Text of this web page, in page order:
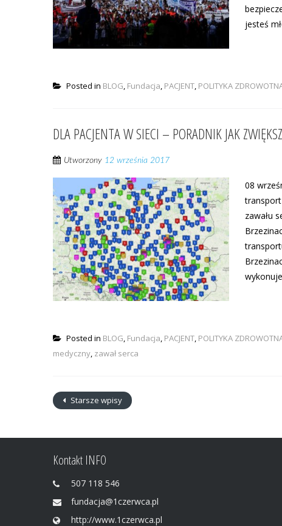
jesteś
Posted in BLOG, Fundacja, PACJENT, POLITYKA
DLA PACJENTA W SIECI – PORADNIK JAK
Utworzony 12 września 2017
08
zawału
Posted in BLOG, Fundacja, PACJENT, POLITYKA
medyczny, zawał serca
Starsze wpisy
Kontakt INFO
507 118 546
fundacja@1czerwca.pl
http://www.1czerwca.pl